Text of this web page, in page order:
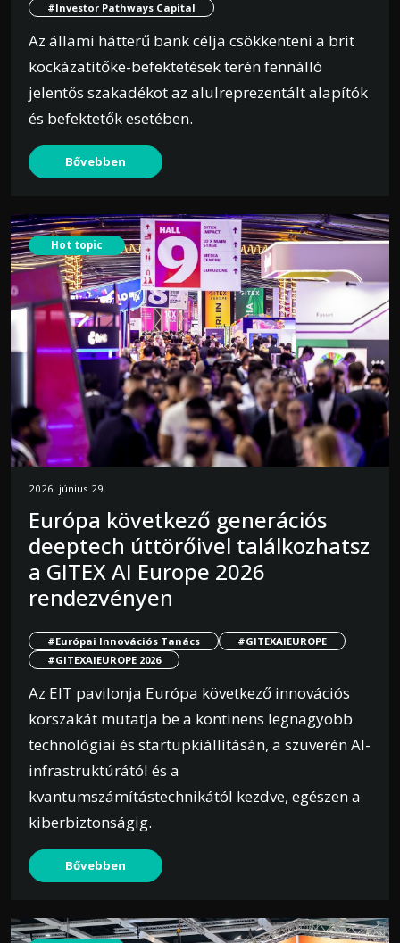
#Investor Pathways Capital
Az állami hátterű bank célja csökkenteni a brit
kockázatitőke-befektetések terén fennálló
jelentős szakadékot az alulreprezentált alapítók
és befektetők esetében.
Bővebben
Hot topic
2026. június 29.
Európa következő generációs
deeptech úttörőivel találkozhatsz
a GITEX AI Europe 2026
rendezvényen
#Európai Innovációs Tanács
#GITEXAIEUROPE
#GITEXAIEUROPE 2026
Az EIT pavilonja Európa következő innovációs
korszakát mutatja be a kontinens legnagyobb
technológiai és startupkiállításán, a szuverén AI-
infrastruktúrától és a
kvantumszámítástechnikától kezdve, egészen a
kiberbiztonságig.
Bővebben